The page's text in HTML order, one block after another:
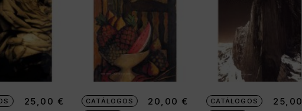
de 2
de 35 mm
25,00 €
CATÁLOGOS
20,00 €
CATÁLOGOS
25,00